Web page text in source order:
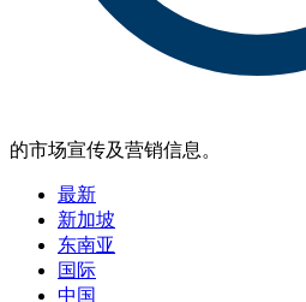
的市场宣传及营销信息。
最新
新加坡
东南亚
国际
中国